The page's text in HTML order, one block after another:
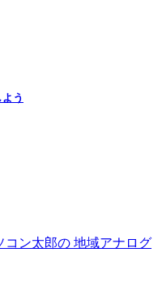
う
コン太郎の 地域アナログ